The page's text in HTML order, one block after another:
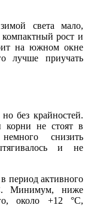
света мало,
компактный рост и
на южном окне
лучше приучать
без крайностей.
корни не стоят в
снизить
и не
период активного
Минимум, ниже
около +12 °C,